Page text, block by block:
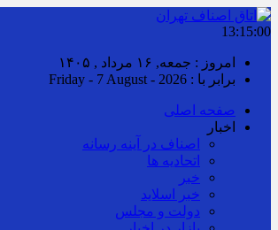
13:15:00
امروز : جمعه, ۱۶ مرداد , ۱۴۰۵
برابر با : Friday - 7 August - 2026
صفحه اصلی
اخبار
اصناف در آینه رسانه
اتحادیه ها
خبر
خبر اسلايد
دولت و مجلس